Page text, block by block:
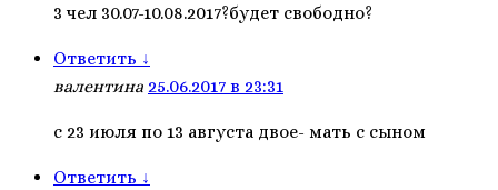
3 чел 30.07-10.08.2017?будет свободно?
Ответить ↓
валентина 25.06.2017 в 23:31
с 23 июля по 13 августа двое- мать с сыном
Ответить ↓